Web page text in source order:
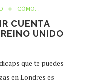
CÓMO…
CUENTA
UNIDO
que te puedes
en Londres es